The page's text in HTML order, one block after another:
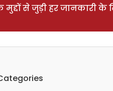
से जुड़ी हर जानकारी के